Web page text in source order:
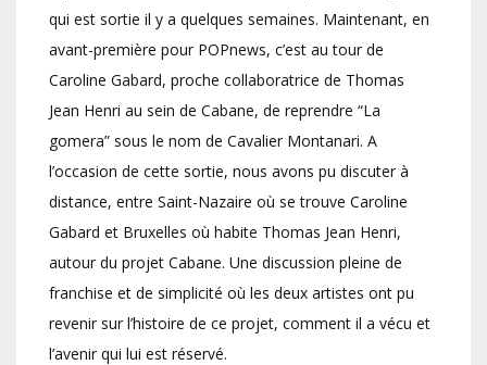
qui est sortie il y a quelques semaines. Maintenant, en
avant-première pour POPnews, c’est au tour de
Caroline Gabard, proche collaboratrice de Thomas
Jean Henri au sein de Cabane, de reprendre “La
gomera” sous le nom de Cavalier Montanari. A
l’occasion de cette sortie, nous avons pu discuter à
distance, entre Saint-Nazaire où se trouve Caroline
Gabard et Bruxelles où habite Thomas Jean Henri,
autour du projet Cabane. Une discussion pleine de
franchise et de simplicité où les deux artistes ont pu
revenir sur l’histoire de ce projet, comment il a vécu et
l’avenir qui lui est réservé.